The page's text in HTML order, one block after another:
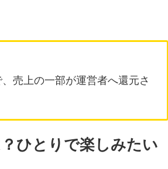
売上の一部が運営者へ還元さ
ひとりで楽しみたい